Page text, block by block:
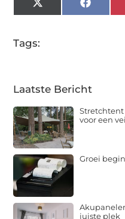
X
(Twitter)
Tags:
Laatste Bericht
voor een
Groei
juiste plek